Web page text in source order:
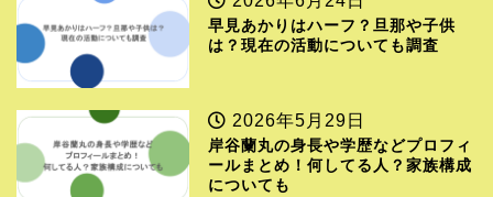
早見あかりはハーフ？旦那や子供
は？現在の活動についても調査
2026年5月29日
岸谷蘭丸の身長や学歴などプロフィ
ールまとめ！何してる人？家族構成
についても